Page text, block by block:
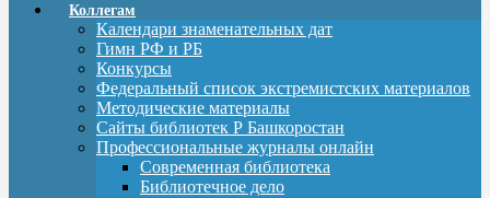
Коллегам
Календари знаменательных дат
Гимн РФ и РБ
Конкурсы
Федеральный список экстремистских материалов
Методические материалы
Сайты библиотек Р Башкоростан
Профессиональные журналы онлайн
Современная библиотека
Библиотечное дело